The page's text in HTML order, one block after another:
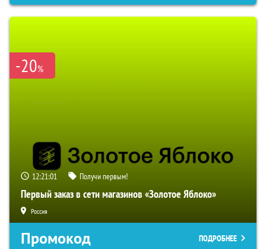
-20%
12:21:00 Получи первым!
Первый заказ в сети магазинов «Золотое Яблоко»
Россия
Промокод ПОДРОБНЕЕ